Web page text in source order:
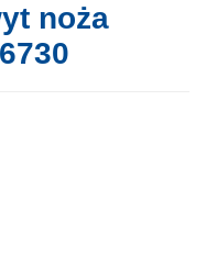
noża